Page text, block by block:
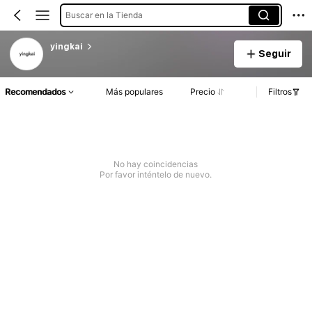
Buscar en la Tienda
yingkai
Seguir
Recomendados Más populares Precio Filtros
No hay coincidencias
Por favor inténtelo de nuevo.